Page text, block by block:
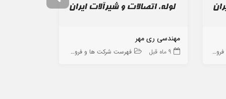
ها
مهندسی ری مهر
9 ماه قبل فهرست شرکت ها و فروشگاه ها